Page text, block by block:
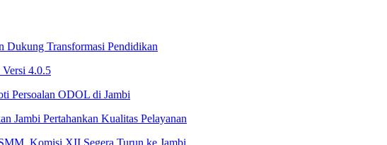
Dukung Transformasi Pendidikan
4.0.5
Persoalan ODOL di Jambi
Jambi Pertahankan Kualitas Pelayanan